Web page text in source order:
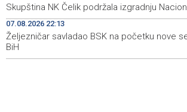
13:02
Na magistralnoj cesti Stolac-Neum,
naizmjenično propuštanje vozila, jednom
12:59
Goražda
Skupština NK Čelik podržala izgradnju
07.08.2026 22:13
Željezničar savladao BSK na početku nove
BiH